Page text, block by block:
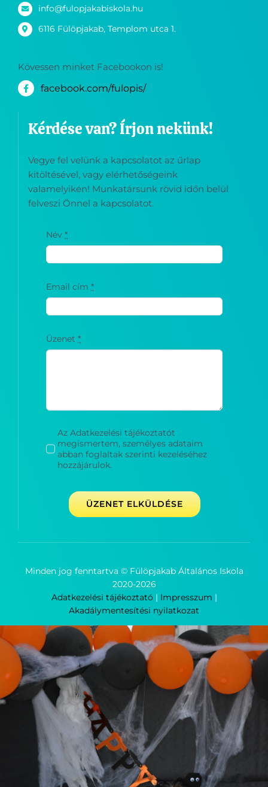
info@fulopjakabiskola.hu
6116 Fülöpjakab, Templom utca 1.
Kövessen minket Facebookon is!
facebook.com/fulopis/
Kérdése van? Írjon nekünk!
Vegye fel velünk a kapcsolatot az űrlap
kitöltésével, vagy elérhetőségeink
valamelyikén! Munkatársunk rövid időn belül
felveszi Önnel a kapcsolatot.
Név*
Email cím*
Üzenet*
Az Adatkezelési tájékoztatót
megismertem, személyes adataim
abban foglaltak szerinti kezeléséhez
hozzájárulok.
ÜZENET ELKÜLDÉSE
Minden jog fenntartva © Fülöpjakab Általános Iskola
2020-2026
Adatkezelési tájékoztató | Impresszum |
Akadálymentesítési nyilatkozat